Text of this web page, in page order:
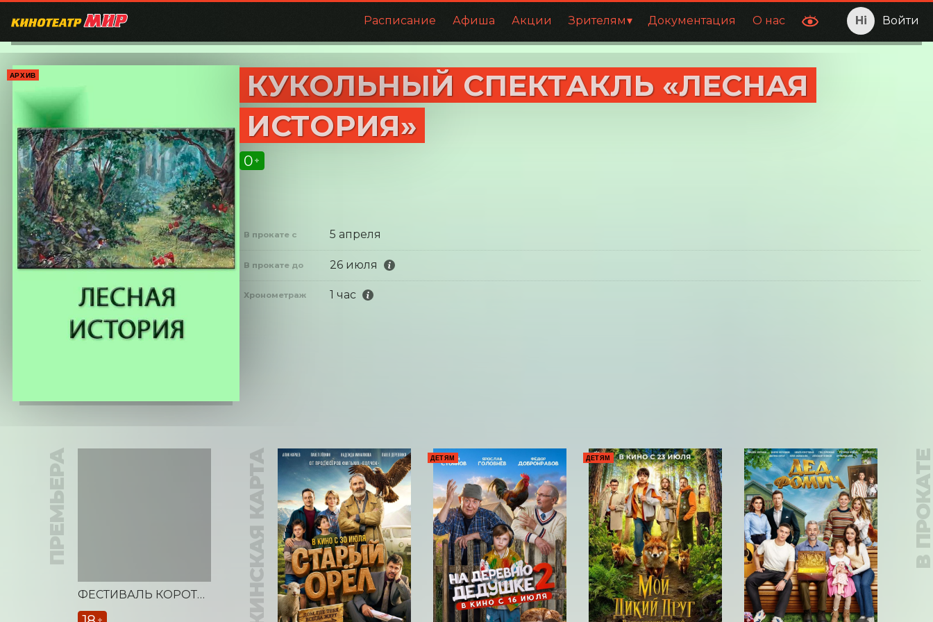
Расписание Афиша Акции Зрителям Документация О нас Войти
АРХИВ
КУКОЛЬНЫЙ СПЕКТАКЛЬ «ЛЕСНАЯ
ИСТОРИЯ»
0 +
В прокате с 5 апреля
В прокате до 26 июля
Хронометраж 1 час
ПРЕМЬЕРА
ФЕСТИВАЛЬ КОРОТКОМЕТРАЖНЫХ ФИЛЬМОВ «ВЕСТОЧКА» ПУШКИНСКАЯ КАРТА ДЕТЯМ ДЕТЯМ В